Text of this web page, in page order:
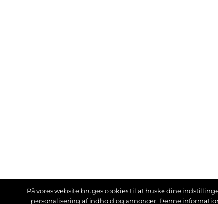
På vores website bruges cookies til at huske dine
personalisering af indhold og annoncer. Denne